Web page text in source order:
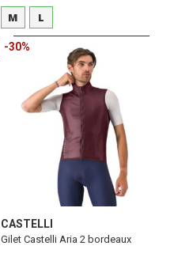
M
L
-30%
CASTELLI
Gilet Castelli Aria 2 bordeaux